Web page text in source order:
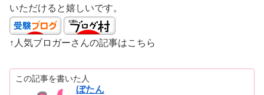
いただけると嬉しいです。
↑人気ブロガーさんの記事はこちら
この記事を書いた人
ぼたん